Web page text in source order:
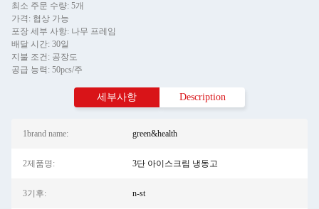
최소 주문 수량: 5개
가격: 협상 가능
포장 세부 사항: 나무 프레임
배달 시간: 30일
지불 조건: 공장도
공급 능력: 50pcs/주
세부사항 Description
1brand name: green&health
2제품명: 3단 아이스크림 냉동고
3기후: n-st